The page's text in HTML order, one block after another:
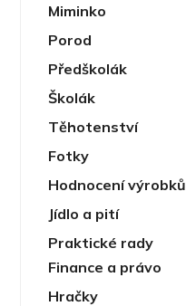
Miminko
Porod
Předškolák
Školák
Těhotenství
Fotky
Hodnocení výrobků
Jídlo a pití
Praktické rady
Finance a právo
Hračky